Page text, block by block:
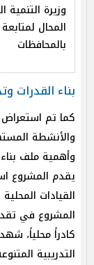
وزيرة
المحال
بالمحافظات
بناء القدرات
كما تم
والأنشطة
وأهمية ملف بناء
يقدم المشروع
القيادات
التدريبية